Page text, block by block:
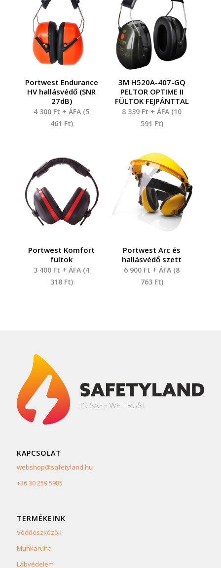
Portwest Endurance
HV hallásvédő (SNR
27dB)
4 300 Ft + ÁFA (5
461 Ft)
3M H520A-407-GQ
PELTOR OPTIME II
FÜLTOK FEJPÁNTTAL
8 339 Ft + ÁFA (10
591 Ft)
Portwest Komfort
fültok
3 400 Ft + ÁFA (4
318 Ft)
Portwest Arc és
hallásvédő szett
6 900 Ft + ÁFA (8
763 Ft)
KAPCSOLAT
webshop@safetyland.hu
+36 30 259 5985
TERMÉKEINK
Védőeszközök
Munkaruha
Lábvédelem